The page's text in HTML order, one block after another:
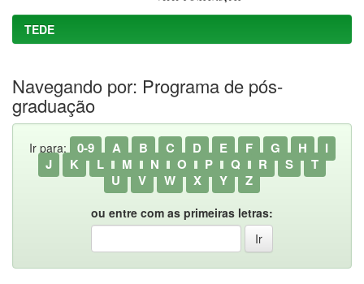
TEDE
Navegando por: Programa de pós-
graduação
Ir para: 0-9 A B C D E F G H
I
J
K L M N O P Q R S
T
U
V W X Y Z
ou entre com as primeiras letras: